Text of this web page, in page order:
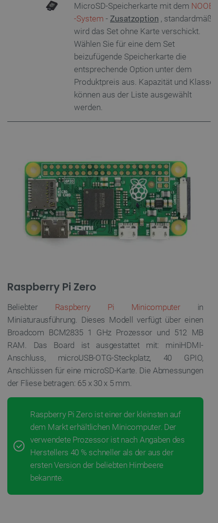
MicroSD-Speicherkarte mit dem NOOBs
-System - Zusatzoption , standardmäßig
wird das Set ohne Karte verschickt.
Wählen Sie für eine dem Set
beizufügende Speicherkarte die
entsprechende Option unter dem
Produktpreis aus. Kapazität und Klasse
können aus der Liste ausgewählt
werden.
Raspberry Pi Zero
Beliebter Raspberry Pi Minicomputerin
Miniaturausführung. Dieses Modell verfügt über einen
Broadcom BCM2835 1 GHz Prozessor und 512 MB
RAM. Das Board ist ausgestattet mit: miniHDMI-
Anschluss, microUSB-OTG-Steckplatz, 40 GPIO,
Anschlüssen für eine microSD-Karte. Die Abmessungen
der Fliese betragen: 65 x 30 x 5 mm.
Raspberry Pi Zero ist einer der kleinsten auf
dem Markt erhältlichen Minicomputer. Der
verwendete Prozessor ist nach Angaben des
Herstellers 40 % schneller als der aus der
ersten Version der beliebten Himbeere
bekannte.